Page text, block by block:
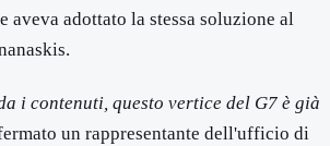
aveva adottato la stessa soluzione al
i contenuti, questo vertice del G7 è già
un rappresentante dell'ufficio di